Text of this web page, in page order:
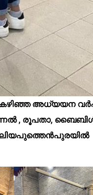
കഴിഞ്ഞ അധ്യയന
, രൂപതാ,